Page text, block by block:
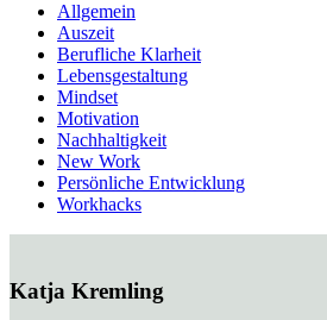
Allgemein
Auszeit
Berufliche Klarheit
Lebensgestaltung
Mindset
Motivation
Nachhaltigkeit
New Work
Persönliche Entwicklung
Workhacks
Katja Kremling